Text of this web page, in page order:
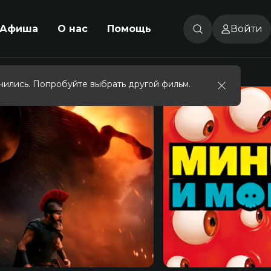
Афиша О нас Помощь Войти
Попробуйте выбрать другой фильм.